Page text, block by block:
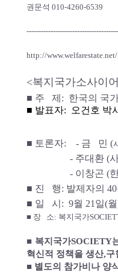
권문석 010-4260-6539
http://www.welfarestate.net/
<복지국가소사이
■ 주 제: 한국의 국
■ 발표자: 오건호 박
■ 토론자: - 금 민 (
- 주대환 (사회
- 이창곤 (한겨레
■ 진 행: 발제자의 40
■ 일 시: 9월 21일(월
■ 장 소: 복지국가
■ 복지국가SOCIETY
혁신적 정책을 생산,
■ 별도의 참가비나 양